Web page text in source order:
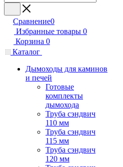
Сравнение0
Избранные товары 0
Корзина 0
Каталог
Дымоходы для каминов
и печей
Готовые
комплекты
дымохода
Труба сэндвич
110 мм
Труба сэндвич
115 мм
Труба сэндвич
120 мм